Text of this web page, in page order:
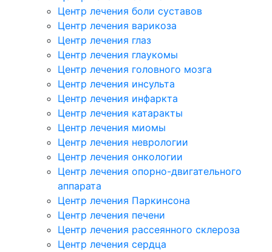
Центр лечения боли суставов
Центр лечения варикоза
Центр лечения глаз
Центр лечения глаукомы
Центр лечения головного мозга
Центр лечения инсульта
Центр лечения инфаркта
Центр лечения катаракты
Центр лечения миомы
Центр лечения неврологии
Центр лечения онкологии
Центр лечения опорно-двигательного
аппарата
Центр лечения Паркинсона
Центр лечения печени
Центр лечения рассеянного склероза
Центр лечения сердца